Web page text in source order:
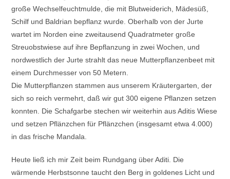
große Wechselfeuchtmulde, die mit Blutweiderich, Mädesüß,
Schilf und Baldrian bepflanz wurde. Oberhalb von der Jurte
wartet im Norden eine zweitausend Quadratmeter große
Streuobstwiese auf ihre Bepflanzung in zwei Wochen, und
nordwestlich der Jurte strahlt das neue Mutterpflanzenbeet mit
einem Durchmesser von 50 Metern.
Die Mutterpflanzen stammen aus unserem Kräutergarten, der
sich so reich vermehrt, daß wir gut 300 eigene Pflanzen setzen
konnten. Die Schafgarbe stechen wir weiterhin aus Aditis Wiese
und setzen Pflänzchen für Pflänzchen (insgesamt etwa 4.000)
in das frische Mandala.
Heute ließ ich mir Zeit beim Rundgang über Aditi. Die
wärmende Herbstsonne taucht den Berg in goldenes Licht und